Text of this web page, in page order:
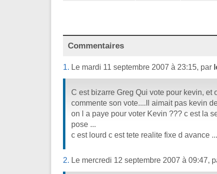
Commentaires
1. Le mardi 11 septembre 2007 à 23:15, par
C est bizarre Greg Qui vote pour kevin, et
commente son vote....Il aimait pas kevin
on l a paye pour voter Kevin ??? c est la
pose ...
c est lourd c est tete realite fixe d avance
2. Le mercredi 12 septembre 2007 à 09:47,